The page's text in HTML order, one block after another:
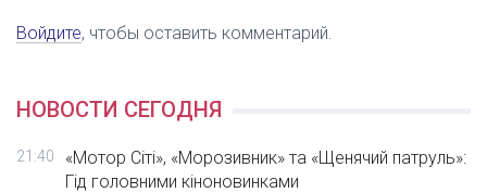
Войдите, чтобы оставить комментарий.
НОВОСТИ СЕГОДНЯ
21:40
«Мотор Сіті», «Морозивник» та «Щенячий патруль»:
Гід головними кіноновинками